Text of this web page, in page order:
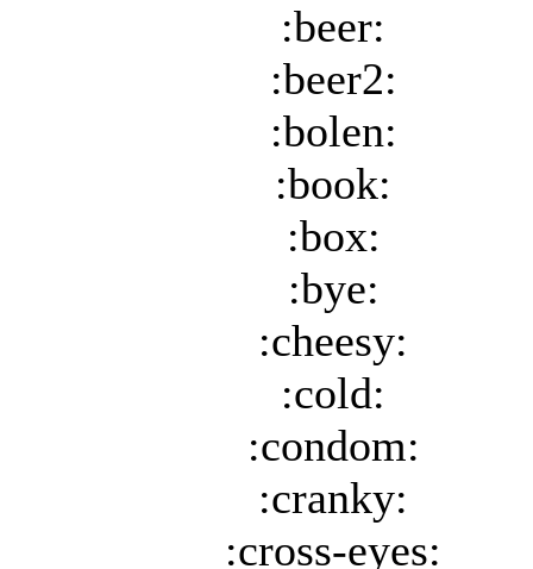
:beer:
:beer2:
:bolen:
:book:
:box:
:bye:
:cheesy:
:cold:
:condom:
:cranky:
:cross-eyes: